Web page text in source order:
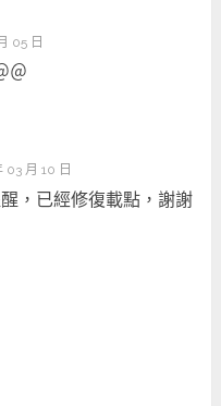
05 日
＠
03 月 10 日
，已經修復載點，謝謝